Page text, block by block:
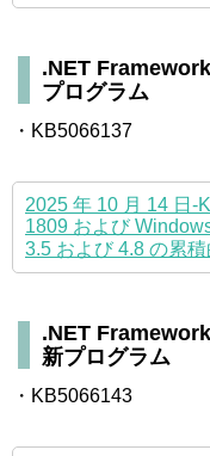
.NET
プログラム
・KB5066137
2025 年 10 月 14 日-
1809 および
3.5 および 4.8 の累
.NET
新プログラム
・KB5066143